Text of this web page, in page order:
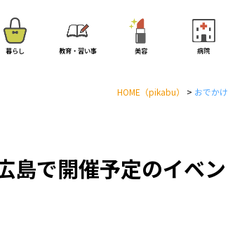
暮らし 教育・習い事 美容 病院
HOME （pikabu） > おでかけ
島で開催予定のイベン